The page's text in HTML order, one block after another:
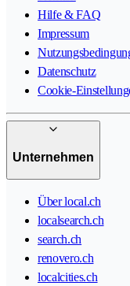
Hilfe & FAQ
Impressum
Datenschutz
Cookie-
Unternehmen
Über local.ch
localsearch.ch
search.ch
renovero.ch
localcities.ch